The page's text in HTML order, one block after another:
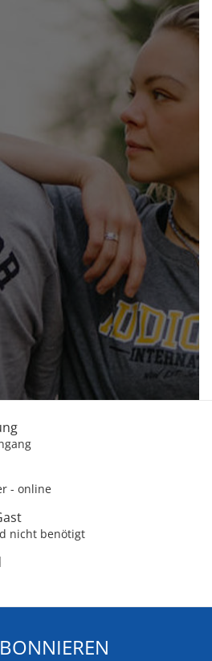
- online
nicht benötigt